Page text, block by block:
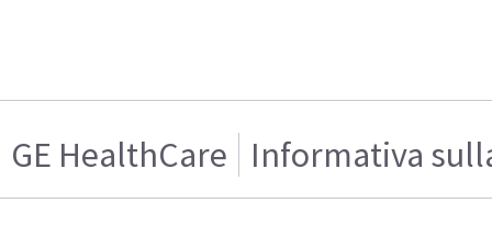
GE HealthCare Informativa